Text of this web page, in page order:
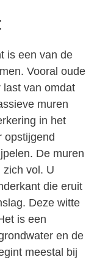
is een van de
Vooral oude
last van omdat
muren
in het
opstijgend
De muren
zich vol. U
die eruit
Deze witte
is een
en de
meestal bij